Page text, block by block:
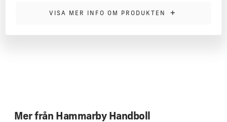
MER INFORMATION
strykning.
VISA MER INFO OM PRODUKTEN +
Mer från Hammarby Handboll